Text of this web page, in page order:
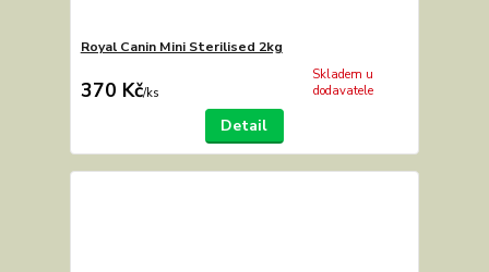
Royal Canin Mini Sterilised 2kg
370 Kč/ks
Skladem u
dodavatele
Detail